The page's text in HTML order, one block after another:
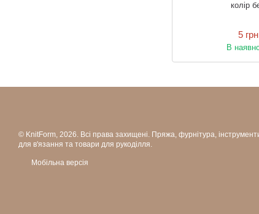
колір
5 грн
В
© KnitForm, 2026. Всі права захищені. Пряжа, фурнітура,
для в'язання та товари для рукоділля.
Мобільна версія